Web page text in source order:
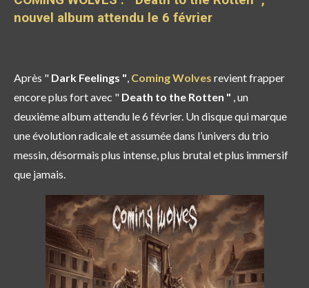
nouvel album attendu le 6 février
Après " Dark Feelings ", Coming Wolves revient frapper
encore plus fort avec " Death to the Rotten " , un
deuxième album attendu le6 février. Un disque qui marque
uneévolution radicale et assuméedans l’univers du trio
messin, désormais plus intense, plus brutal et plus immersif
que jamais.